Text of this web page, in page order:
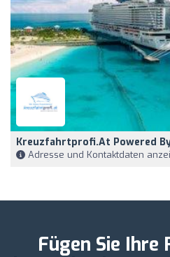
Kreuzfahrtprofi.at Powered
Adresse und Kontaktdaten
Fügen Sie Ihre